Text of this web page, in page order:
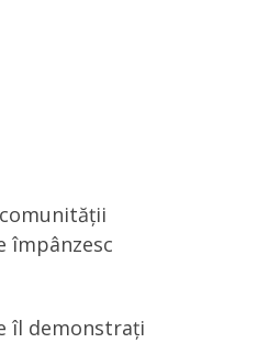
împânzesc
îl demonstrați